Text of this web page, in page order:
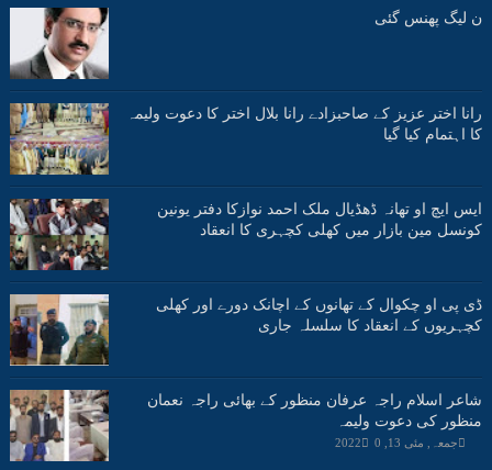
ن لیگ پھنس گئی
رانا اختر عزیز کے صاحبزادے رانا بلال اختر کا دعوت ولیمہ
کا اہتمام کیا گیا
ایس ایچ او تھانہ ڈھڈیال ملک احمد نوازکا دفتر یونین
کونسل مین بازار میں کھلی کچہری کا انعقاد
ڈی پی او چکوال کے تھانوں کے اچانک دورے اور کھلی
کچہریوں کے انعقاد کا سلسلہ جاری
شاعر اسلام راجہ عرفان منظور کے بھائی راجہ نعمان
منظور کی دعوت ولیمہ
جمعہ, مئی 13, 2022 0